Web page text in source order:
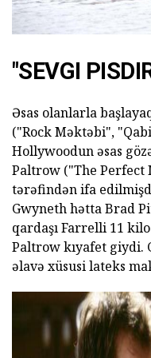
"SEVGI
Əsas olanlarla
("Rock Məktəbi",
Hollywoodun əsas
Paltrow ("The
tərəfindən ifa
Gwyneth hətta Brad
qardaşı Farrelli 11
Paltrow kıyafet giydi.
əlavə xüsusi lateks